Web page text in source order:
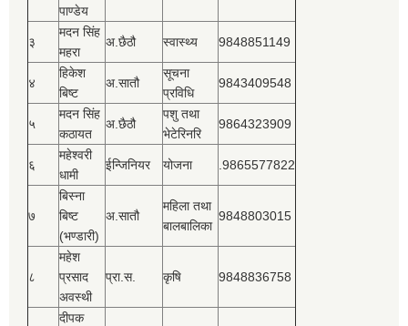
पाण्डेय
३
मदन सिंह
महरा
अ.छैठौ स्वास्थ्य 9848851149
४
हिकेश
बिष्‍ट
अ.सातौ
सूचना
प्रविधि
9843409548
५
मदन सिंह
कठायत
अ.छैठौ
पशु तथा
भेटेरिनरि
9864323909
६
महेश्‍वरी
धामी
ईन्जिनियर योजना .9865577822
७
बिस्‍ना
बिष्‍ट
(भण्डारी)
अ.सातौ
महिला तथा
बालबालिका
9848803015
८
महेश
प्रसाद
अवस्थी
प्रा.स. कृषि 9848836758
दीपक